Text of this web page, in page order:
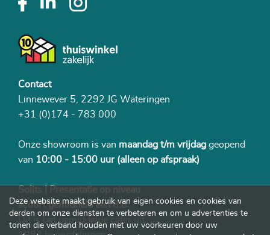
Contact
Linnewever 5, 2292 JG Wateringen
+31 (0)174 - 783 000
Onze showroom is van maandag t/m vrijdag geopend
van 10:00 - 15:00 uur (alleen op afspraak)
Solits | Presentatie op niveau
scoort gemiddeld een 8.8
Dit is het gemiddelde cijfer uit
Deze website maakt gebruik van eigen cookies en cookies van
derden om onze diensten te verbeteren en om u advertenties te
tonen die verband houden met uw voorkeuren door uw